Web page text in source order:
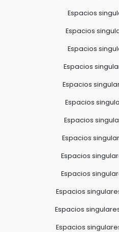
Espacios
Espacios
Espacios
Espacios
Espacios
Espacios
Espacios
Espacios
Espacios
Espacios
Espacios
Espacios
Espacios